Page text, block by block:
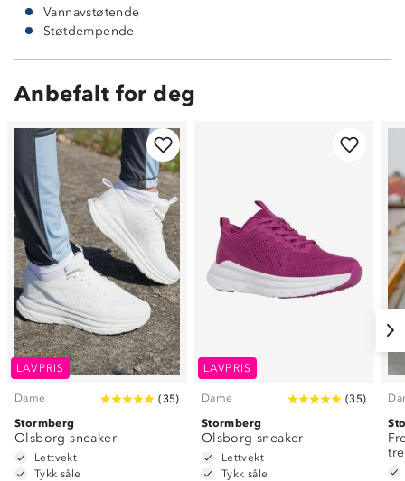
Vannavstøtende
Støtdempende
Anbefalt for deg
LAVPRIS
Dame (35)
Stormberg
Olsborg sneaker
Lettvekt
Tykk såle
LAVPRIS
Dame (35)
Stormberg
Olsborg sneaker
Lettvekt
Tykk såle